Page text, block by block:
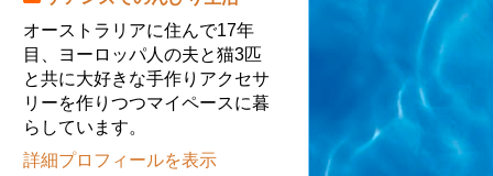
オーストラリアに住んで17年
目、ヨーロッパ人の夫と猫3匹
と共に大好きな手作りアクセサ
リーを作りつつマイペースに暮
らしています。
詳細プロフィールを表示